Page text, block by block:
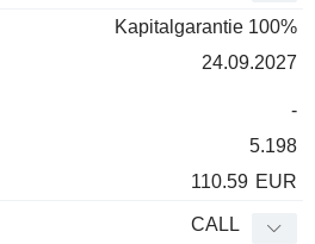
Kapitalgarantie 100%
24.09.2027
-
5.198
110.59 EUR
CALL